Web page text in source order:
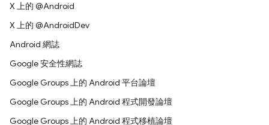
X 上的 @Android
X 上的 @AndroidDev
Android 網誌
Google 安全性網誌
Google Groups 上的 Android 平台論壇
Google Groups 上的 Android 程式開發論壇
Google Groups 上的 Android 程式移植論壇